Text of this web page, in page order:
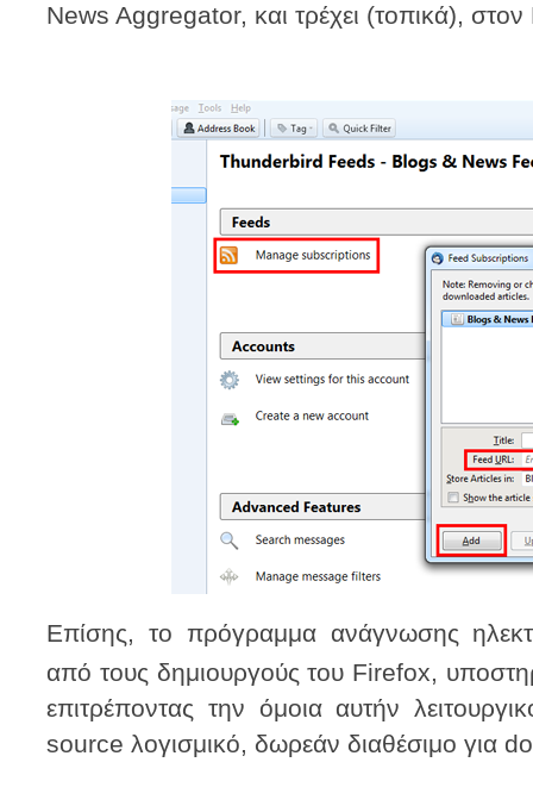
News Aggregator, και τρέχει (τοπικά),
Επίσης, το πρόγραμμα ανάγνωσης
από τους δημιουργούς του Firefox,
επιτρέποντας την όμοια αυτήν
source λογισμικό, δωρεάν διαθέσιμο για